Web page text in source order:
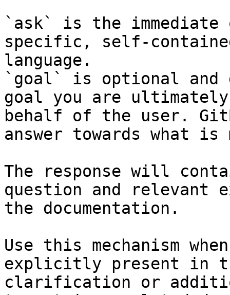
`ask` is the
specific, self-
language.
`goal` is optional and
goal you are
behalf of the user.
answer towards what
The response will
question and relevant
the documentation.
Use this mechanism
explicitly present in
clarification or